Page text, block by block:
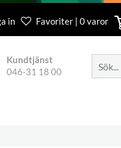
in Favoriter | 0 varor
Kundtjänst
046-31 18 00